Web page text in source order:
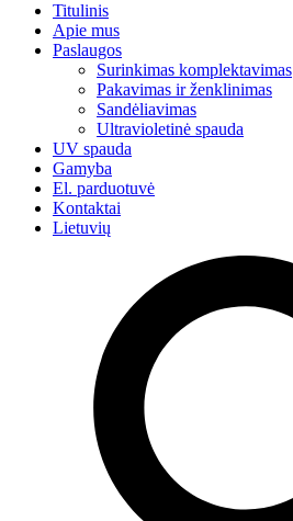
Titulinis
Apie mus
Paslaugos
Surinkimas komplektavimas
Pakavimas ir ženklinimas
Sandėliavimas
Ultravioletinė spauda
UV spauda
Gamyba
El. parduotuvė
Kontaktai
Lietuvių